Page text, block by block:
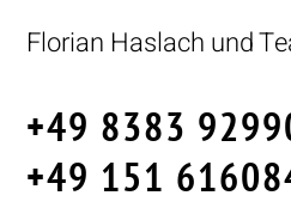
Florian Haslach und
+49 8383
+49 151